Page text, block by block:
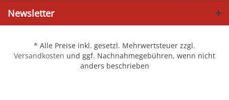
Newsletter
* Alle Preise inkl. gesetzl. Mehrwertsteuer zzgl.
Versandkosten und ggf. Nachnahmegebühren, wenn nicht
anders beschrieben